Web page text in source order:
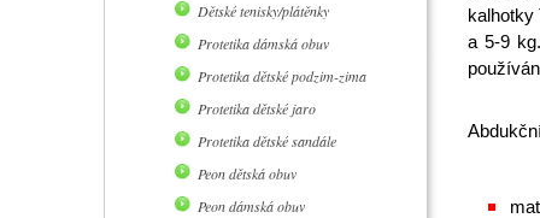
kalhotky
a 5-9
Dětské tenisky/plátěnky
Protetika dámská obuv
Protetika dětské podzim-zima
Protetika dětské jaro
Protetika dětské sandále
Peon dětská obuv
Peon dámská obuv